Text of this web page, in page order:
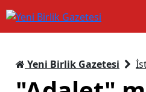
Yeni Birlik Gazetesi